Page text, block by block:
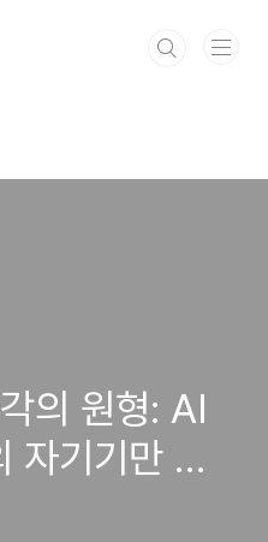
의 원형: AI
자기기만 구